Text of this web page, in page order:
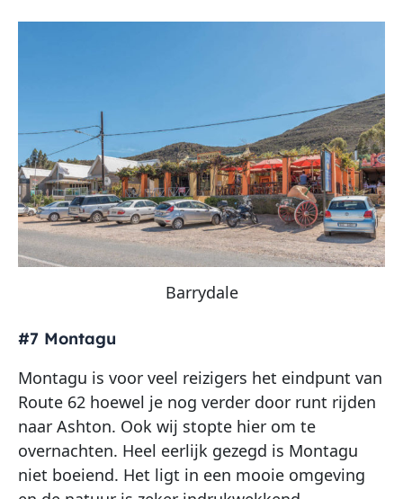
Barrydale
#7 Montagu
Montagu is voor veel reizigers het eindpunt van
Route 62 hoewel je nog verder door runt rijden
naar Ashton. Ook wij stopte hier om te
overnachten. Heel eerlijk gezegd is Montagu
niet boeiend. Het ligt in een mooie omgeving